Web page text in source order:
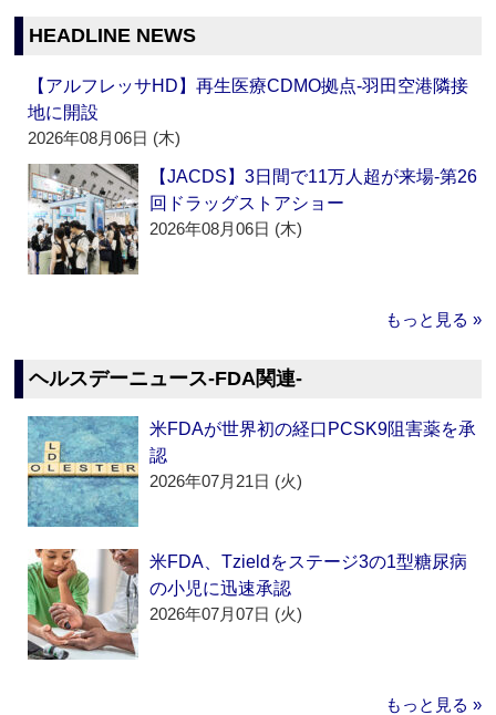
HEADLINE NEWS
【アルフレッサHD】再生医療CDMO拠点‐羽田空港隣接
地に開設
2026年08月06日 (木)
【JACDS】3日間で11万人超が来場‐第26
回ドラッグストアショー
2026年08月06日 (木)
もっと見る »
ヘルスデーニュース‐FDA関連‐
米FDAが世界初の経口PCSK9阻害薬を承
認
2026年07月21日 (火)
米FDA、Tzieldをステージ3の1型糖尿病
の小児に迅速承認
2026年07月07日 (火)
もっと見る »